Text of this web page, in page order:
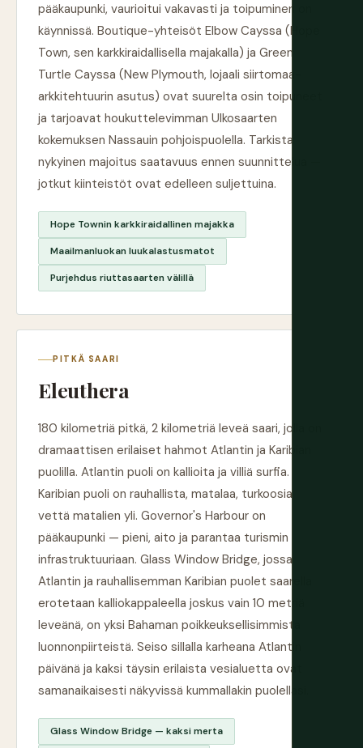
pääkaupunki, vaurioitui vakavasti ja toipuminen on
käynnissä. Boutique-yhteisöt Elbow Cayssa (Hope
Town, sen karkkiraidallisella majakalla) ja Green
Turtle Cayssa (New Plymouth, lojaali siirtomaa-
arkkitehtuurin asutus) ovat suurelta osin toipuneet
ja tarjoavat houkuttelevimman Ulkosaarten
kokemuksen Nassauin pohjoispuolella. Tarkista
nykyinen majoitus saatavuus ennen suunnittelua —
jotkut kiinteistöt ovat edelleen suljettuina.
Hope Townin karkkiraidallinen majakka
Maailmanluokan luukalastusmatot
Purjehdus riuttasaarten välillä
PITKÄ SAARI
Eleuthera
180 kilometriä pitkä, 2 kilometriä leveä saari, jolla on
dramaattisen erilaiset hahmot Atlantin ja Karibian
puolilla. Atlantin puoli on kallioita ja villiä surfia.
Karibian puoli on rauhallista, matalaa, turkoosia
vettä matalien yli. Governor's Harbour on
pääkaupunki — pieni, aito ja parantaa turismin
infrastruktuuriaan. Glass Window Bridge, jossa
Atlantin ja rauhallisemman Karibian puolet saarella
erotetaan kalliokappaleella joskus vain 10 metriä
leveänä, on yksi Bahaman poikkeuksellisimmista
luonnonpiirteistä. Seiso sillalla karheana Atlantin
päivänä ja kaksi täysin erilaista vesialuetta ovat
samanaikaisesti näkyvissä kummallakin puolellasi.
Glass Window Bridge — kaksi merta